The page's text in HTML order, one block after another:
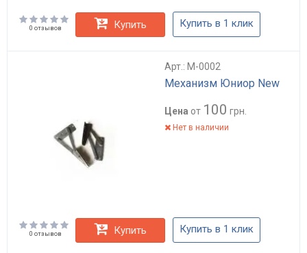
0 отзывов Купить Купить в 1 клик
Арт.: M-0002
Механизм Юниор New
Цена от 100 грн.
Нет в наличии
0 отзывов Купить Купить в 1 клик